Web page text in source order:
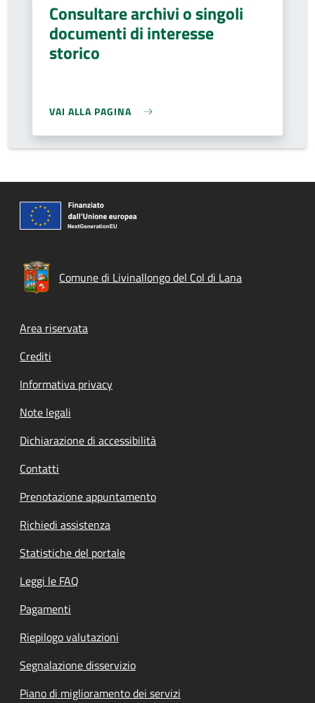
Consultare archivi o singoli
documenti di interesse
storico
VAI ALLA PAGINA
Comune di Livinallongo del Col di Lana
Footer menu
Area riservata
Crediti
Informativa privacy
Note legali
Dichiarazione di accessibilità
Contatti
Prenotazione appuntamento
Richiedi assistenza
Statistiche del portale
Leggi le FAQ
Pagamenti
Riepilogo valutazioni
Segnalazione disservizio
Piano di miglioramento dei servizi